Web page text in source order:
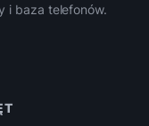
i baza telefonów.